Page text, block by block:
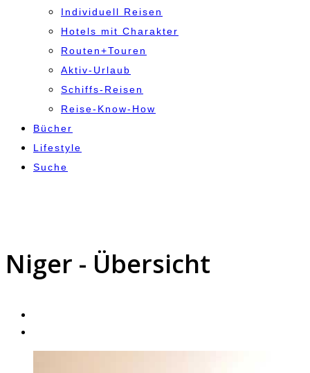
Individuell Reisen
Hotels mit Charakter
Routen+Touren
Aktiv-Urlaub
Schiffs-Reisen
Reise-Know-How
Bücher
Lifestyle
Suche
Niger - Übersicht